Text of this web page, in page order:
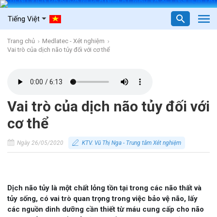
Trang chủ
Medlatec - Xét nghiệm
Vai trò của dịch não tủy đối với cơ thể
Vai trò của dịch não tủy đối với
cơ thể
Ngày 26/05/2020 KTV. Vũ Thị Nga - Trung tâm Xét nghiệm
Dịch não tủy là một chất lỏng tồn tại trong các não thất và
tủy sống, có vai trò quan trọng trong việc bảo vệ não, lấy
các nguồn dinh dưỡng cần thiết từ máu cung cấp cho não